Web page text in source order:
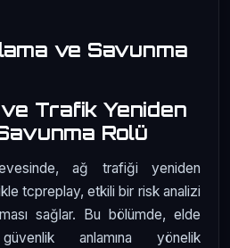
ve Savunma
Trafik Yeniden
Savunma Rolü
ağ trafiği yeniden
tcpreplay, etkili bir risk analizi
sağlar. Bu bölümde, elde
anlamına yönelik